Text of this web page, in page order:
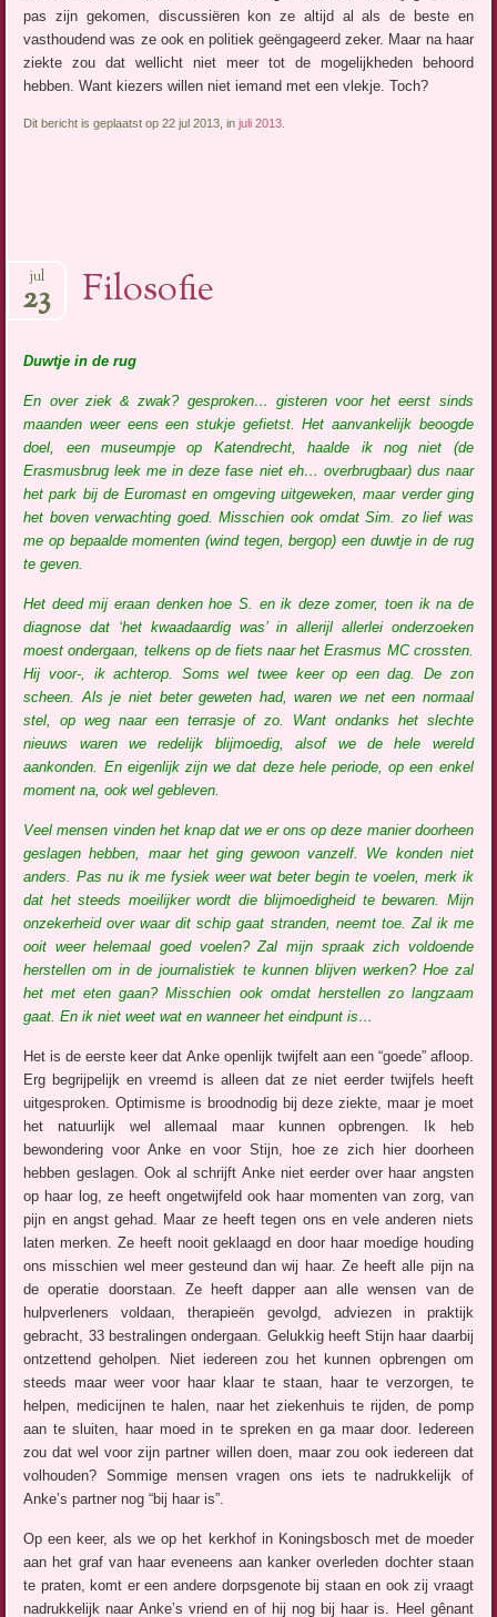
pas zijn gekomen, discussiëren kon ze altijd al als de beste en
vasthoudend was ze ook en politiek geëngageerd zeker. Maar na haar
ziekte zou dat wellicht niet meer tot de mogelijkheden behoord
hebben. Want kiezers willen niet iemand met een vlekje. Toch?
Dit bericht is geplaatst op 22 jul 2013, injuli 2013
Filosofie
jul
23
Duwtje in de rug
En over ziek & zwak? gesproken… gisteren voor het eerst sinds
maanden weer eens een stukje gefietst. Het aanvankelijk beoogde
doel, een museumpje op Katendrecht, haalde ik nog niet (de
Erasmusbrug leek me in deze fase niet eh… overbrugbaar) dus naar
het park bij de Euromast en omgeving uitgeweken, maar verder ging
het boven verwachting goed. Misschien ook omdat Sim. zo lief was
me op bepaalde momenten (wind tegen, bergop) een duwtje in de rug
te geven.
Het deed mij eraan denken hoe S. en ik deze zomer, toen ik na de
diagnose dat ‘het kwaadaardig was’ in allerijl allerlei onderzoeken
moest ondergaan, telkens op de fiets naar het Erasmus MC crossten.
Hij voor-, ik achterop. Soms wel twee keer op een dag. De zon
scheen. Als je niet beter geweten had, waren we net een normaal
stel, op weg naar een terrasje of zo. Want ondanks het slechte
nieuws waren we redelijk blijmoedig, alsof we de hele wereld
aankonden. En eigenlijk zijn we dat deze hele periode, op een enkel
moment na, ook wel gebleven.
Veel mensen vinden het knap dat we er ons op deze manier doorheen
geslagen hebben, maar het ging gewoon vanzelf. We konden niet
anders. Pas nu ik me fysiek weer wat beter begin te voelen, merk ik
dat het steeds moeilijker wordt die blijmoedigheid te bewaren. Mijn
onzekerheid over waar dit schip gaat stranden, neemt toe. Zal ik me
ooit weer helemaal goed voelen? Zal mijn spraak zich voldoende
herstellen om in de journalistiek te kunnen blijven werken? Hoe zal
het met eten gaan? Misschien ook omdat herstellen zo langzaam
gaat. En ik niet weet wat en wanneer het eindpunt is…
Het is de eerste keer dat Anke openlijk twijfelt aan een “goede” afloop.
Erg begrijpelijk en vreemd is alleen dat ze niet eerder twijfels heeft
uitgesproken. Optimisme is broodnodig bij deze ziekte, maar je moet
het natuurlijk wel allemaal maar kunnen opbrengen. Ik heb
bewondering voor Anke en voor Stijn, hoe ze zich hier doorheen
hebben geslagen. Ook al schrijft Anke niet eerder over haar angsten
op haar log, ze heeft ongetwijfeld ook haar momenten van zorg, van
pijn en angst gehad. Maar ze heeft tegen ons en vele anderen niets
laten merken. Ze heeft nooit geklaagd en door haar moedige houding
ons misschien wel meer gesteund dan wij haar. Ze heeft alle pijn na
de operatie doorstaan. Ze heeft dapper aan alle wensen van de
hulpverleners voldaan, therapieën gevolgd, adviezen in praktijk
gebracht, 33 bestralingen ondergaan. Gelukkig heeft Stijn haar daarbij
ontzettend geholpen. Niet iedereen zou het kunnen opbrengen om
steeds maar weer voor haar klaar te staan, haar te verzorgen, te
helpen, medicijnen te halen, naar het ziekenhuis te rijden, de pomp
aan te sluiten, haar moed in te spreken en ga maar door. Iedereen
zou dat wel voor zijn partner willen doen, maar zou ook iedereen dat
volhouden? Sommige mensen vragen ons iets te nadrukkelijk of
Anke’s partner nog “bij haar is”.
Op een keer, als we op het kerkhof in Koningsbosch met de moeder
aan het graf van haar eveneens aan kanker overleden dochter staan
te praten, komt er een andere dorpsgenote bij staan en ook zij vraagt
nadrukkelijk naar Anke’s vriend en of hij nog bij haar is. Heel gênant